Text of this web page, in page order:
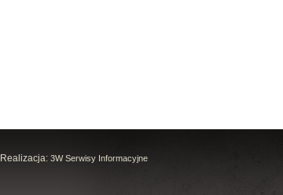
Realizacja: 3W Serwisy Informacyjne